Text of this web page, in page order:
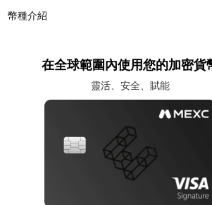
幣種介紹
在全球範圍內使用您的加密貨
靈活、安全、賦能